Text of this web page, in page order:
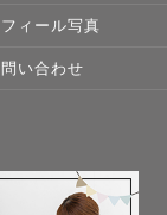
ことができた
られる。
グで寂しさを
ィール写真
い合わせ